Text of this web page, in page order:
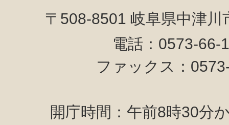
〒508-8501 岐阜県中津
電話：0573-
ファックス：
開庁時間：午前8時30分